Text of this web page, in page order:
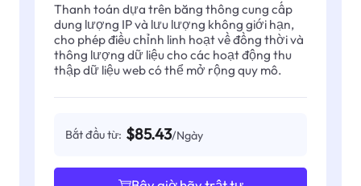
Thanh toán dựa trên băng thông cung cấp
dung lượng IP và lưu lượng không giới hạn,
cho phép điều chỉnh linh hoạt về đồng thời và
thông lượng dữ liệu cho các hoạt động thu
thập dữ liệu web có thể mở rộng quy mô.
Bắt đầu từ: $85.43/Ngày